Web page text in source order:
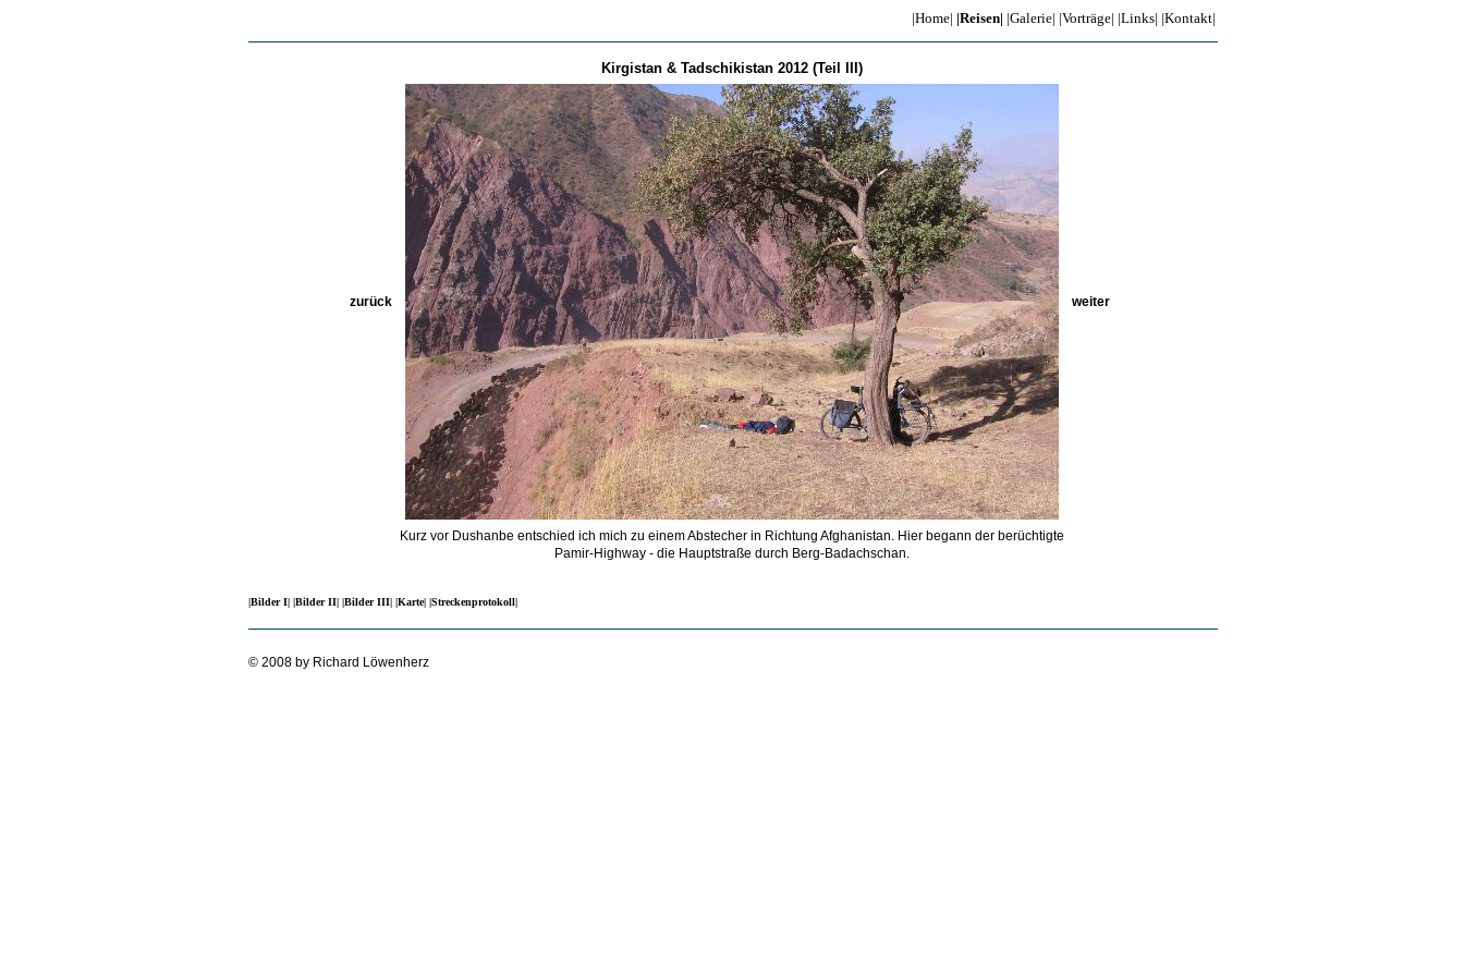
|Home| |Reisen| |Galerie| |Vorträge| |Links| |Kontakt|
Kirgistan & Tadschikistan 2012 (Teil III)
zurück weiter
Kurz vor Dushanbe entschied ich mich zu einem Abstecher in Richtung Afghanistan. Hier begann der berüchtigte
Pamir-Highway - die Hauptstraße durch Berg-Badachschan.
|Bilder I| |Bilder II| |Bilder III| |Karte| |Streckenprotokoll|
© 2008 by Richard Löwenherz